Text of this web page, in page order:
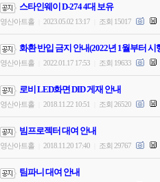
스타인웨이 D-274 4대 보유
영산아트홀 2023.05.02 13:17 조회 15017
화환 반입 금지 안내(2022년 1월부터 시
영산아트홀 2022.01.17 17:53 조회 19633
로비 LED화면 DID 게재 안내
영산아트홀 2018.11.22 10:51 조회 26520
빔프로젝터 대여 안내
영산아트홀 2018.11.20 17:40 조회 29767
팀파니 대여 안내